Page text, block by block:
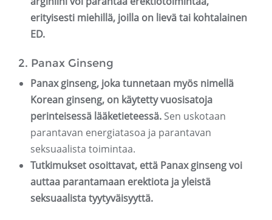
erityisesti miehillä, joilla on lievä tai kohtalainen
ED.
2. Panax Ginseng
Panax ginseng, joka tunnetaan myös nimellä
Korean ginseng, on käytetty vuosisatoja
perinteisessä lääketieteessä. Sen uskotaan
parantavan energiatasoa ja parantavan
seksuaalista toimintaa.
Tutkimukset osoittavat, että Panax ginseng voi
auttaa parantamaan erektiota ja yleistä
seksuaalista tyytyväisyyttä.